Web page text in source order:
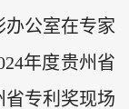
公室在专家
年度贵州省
专利奖现场